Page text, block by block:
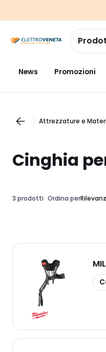
navigazionealla
pagina
News Promozioni
Attrezzature e
Cinghia
3 prodotti Ordina per